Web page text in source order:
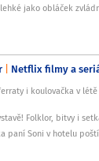
jako obláček
Netflix filmy a
i koulovačka v
Folklor, bitvy i
paní Soni v hotelu